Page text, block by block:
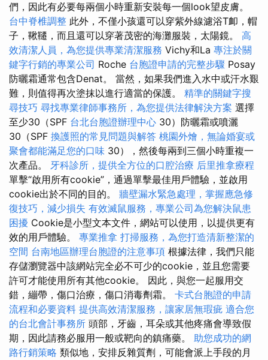
們，因此有必要每兩個小時重新安裝每一個look望皮膚。
台中脊椎調整 此外，不僅小孩還可以穿紫外線濾浴T卹，帽
子，鞦韆，而且還可以穿著茂密的海灘服裝，太陽鏡。 高
效清潔人員，為您提供專業清潔服務 Vichy和La 專注於關
鍵字行銷的專業公司 Roche 台胞證申請的完整步驟 Posay
防曬霜通常包含Denat。 當然，如果我們進入水中或汗水艱
難，則值得再次塗抹以進行適當的保護。 精準的關鍵字搜
尋技巧 尋找專業律師事務所，為您提供法律解決方案 選擇
至少30（SPF 台北台胞證辦理中心 30）防曬霜或噴灑
30（SPF 換護照的常見問題與解答 桃園外燴，無論婚宴或
聚會都能滿足您的口味 30），然後每兩到三個小時重複一
次產品。 牙科診所，提供全方位的口腔治療 后里推拿療程
單擊“啟用所有cookie”，通過單擊最佳用戶體驗，並啟用
cookie出於不同的目的。 牆壁漏水緊急處理，掌握應急修
復技巧，減少損失 有效滅鼠服務，專業公司為您解決鼠患
困擾 Cookie是小型文本文件，網站可以使用，以提供更有
效的用戶體驗。 專業推拿 打掃服務，為您打造清新整潔的
空間 台南地區辦理台胞證的注意事項 根據法律，我們只能
存儲瀏覽器中該網站完全必不可少的cookie，並且您需要
許可才能使用所有其他cookie。 因此，與您一起服用交
錯，繃帶，傷口治療，傷口消毒劑霜。 卡式台胞證的申請
流程和必要資料 提供高效清潔服務，讓家居無瑕疵 適合您
的台北會計事務所 頭部，牙齒，耳朵或其他疼痛會導致假
期，因此請務必服用一般或靶向的鎮痛藥。 助您成功的網
路行銷策略 類似地，安排反雜質劑，可能會派上手段的月